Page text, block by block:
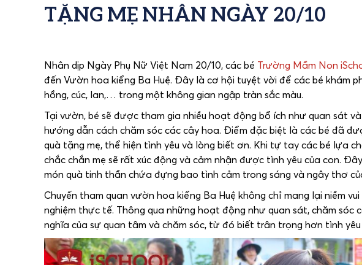
TẶNG MẸ NHÂN NGÀY 20/10
Nhân dịp Ngày Phụ Nữ Việt Nam 20/10, các bé Trường Mầm Non
đến Vườn hoa kiểng Ba Huệ. Đây là cơ hội tuyệt vời để các bé khám
hồng, cúc, lan,… trong một không gian ngập tràn sắc màu.
Tại vườn, bé sẽ được tham gia nhiều hoạt động bổ ích như quan sát
hướng dẫn cách chăm sóc các cây hoa. Điểm đặc biệt là các bé đã
quà tặng mẹ, thể hiện tình yêu và lòng biết ơn. Khi tự tay các bé lựa
chắc chắn mẹ sẽ rất xúc động và cảm nhận được tình yêu của con.
món quà tinh thần chứa đựng bao tình cảm trong sáng và ngây thơ
Chuyến tham quan vườn hoa kiểng Ba Huệ không chỉ mang lại niềm
nghiệm thực tế. Thông qua những hoạt động như quan sát, chăm sóc
nghĩa của sự quan tâm và chăm sóc, từ đó biết trân trọng hơn tình